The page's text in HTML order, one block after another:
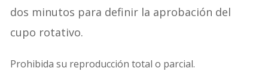
dos minutos para definir la aprobación del
cupo rotativo.
Prohibida su reproducción total o parcial.